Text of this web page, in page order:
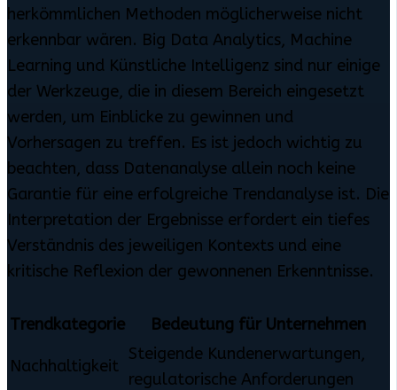
herkömmlichen Methoden möglicherweise nicht
erkennbar wären. Big Data Analytics, Machine
Learning und Künstliche Intelligenz sind nur einige
der Werkzeuge, die in diesem Bereich eingesetzt
werden, um Einblicke zu gewinnen und
Vorhersagen zu treffen. Es ist jedoch wichtig zu
beachten, dass Datenanalyse allein noch keine
Garantie für eine erfolgreiche Trendanalyse ist. Die
Interpretation der Ergebnisse erfordert ein tiefes
Verständnis des jeweiligen Kontexts und eine
kritische Reflexion der gewonnenen Erkenntnisse.
Trendkategorie Bedeutung für Unternehmen
Nachhaltigkeit
Steigende Kundenerwartungen,
regulatorische Anforderungen